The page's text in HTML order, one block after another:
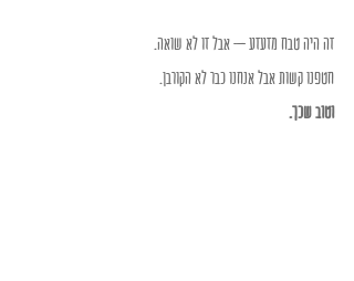
זה היה טבח מזעזע – אבל זו לא שואה.
חטפנו קשות אבל אנחנו כבר לא הקורבן.
וטוב שכך.